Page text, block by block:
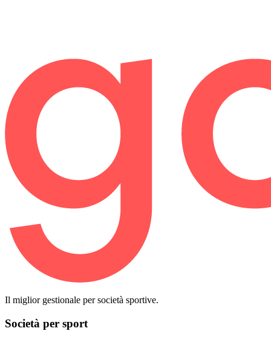
Il miglior gestionale per società sportive.
Società per sport